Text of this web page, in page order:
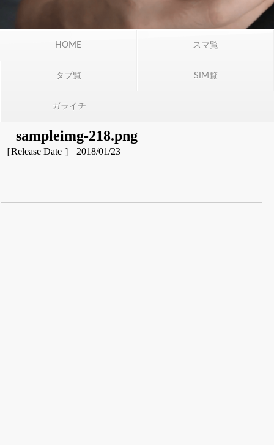
HOME スマ覧
タブ覧 SIM覧
ガライチ
sampleimg-218.png
［Release Date ］ 2018/01/23